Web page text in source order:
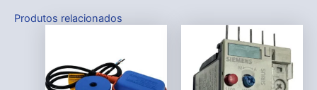
Produtos relacionados